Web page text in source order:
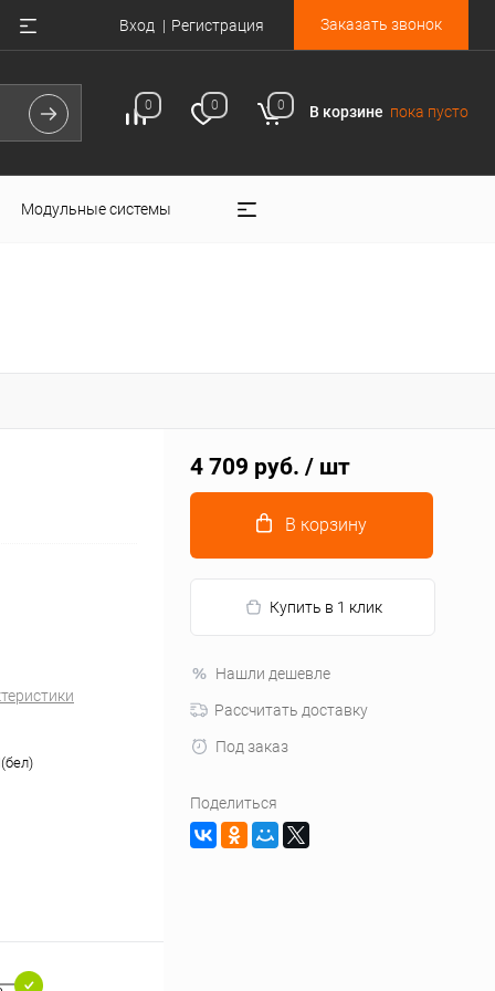
Вход Регистрация Заказать звонок
0 0 0 В корзине пока пусто
Модульные системы
4 709 руб. / шт
В корзину
Купить в 1 клик
Нашли дешевле
Рассчитать доставку
Под заказ
Поделиться